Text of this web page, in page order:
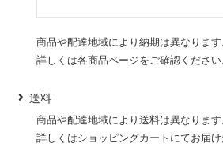
商品や配達地域により納期は異なります
詳しくは各商品ページをご確認ください
送料
商品や配達地域により送料は異なります
詳しくはショッピングカートにてお届